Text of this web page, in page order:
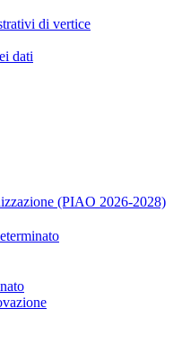
di vertice
dati
(PIAO 2026-2028)